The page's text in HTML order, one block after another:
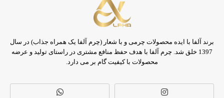
برند آلفا با ایده محصولات چرمی و با شعار (چرم آلفا یک همراه جذاب) در سال
1397 خلق شد. چرم آلفا با هدف حفظ منافع مشتری در راستای تولید و عرضه
محصولات با کیفیت گام بر می دارد.